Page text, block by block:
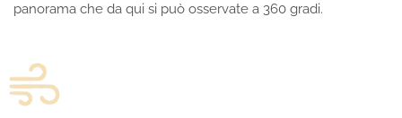
panorama che da qui si può osservate a 360 gradi.